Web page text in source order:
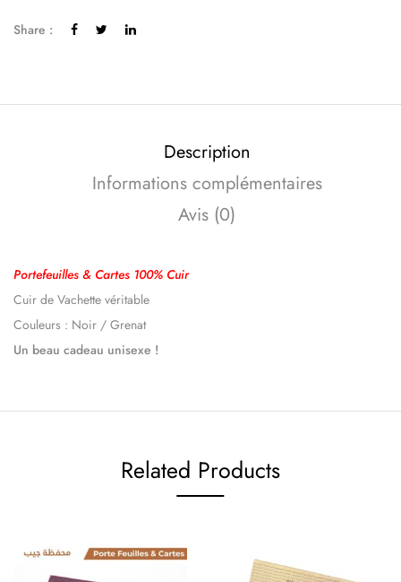
Share :
Description
Informations complémentaires
Avis (0)
Portefeuilles & Cartes 100% Cuir
Cuir de Vachette véritable
Couleurs : Noir / Grenat
Un beau cadeau unisexe !
Related Products